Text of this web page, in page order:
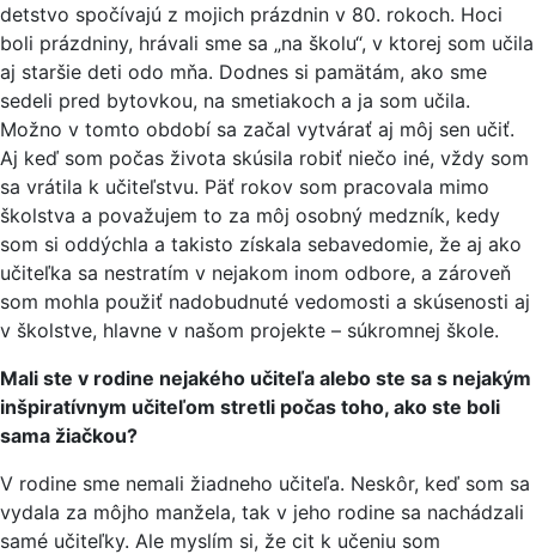
detstvo spočívajú z mojich prázdnin v 80. rokoch. Hoci
boli prázdniny, hrávali sme sa „na školu“, v ktorej som učila
aj staršie deti odo mňa. Dodnes si pamätám, ako sme
sedeli pred bytovkou, na smetiakoch a ja som učila.
Možno v tomto období sa začal vytvárať aj môj sen učiť.
Aj keď som počas života skúsila robiť niečo iné, vždy som
sa vrátila k učiteľstvu. Päť rokov som pracovala mimo
školstva a považujem to za môj osobný medzník, kedy
som si oddýchla a takisto získala sebavedomie, že aj ako
učiteľka sa nestratím v nejakom inom odbore, a zároveň
som mohla použiť nadobudnuté vedomosti a skúsenosti aj
v školstve, hlavne v našom projekte – súkromnej škole.
Mali ste v rodine nejakého učiteľa alebo ste sa s nejakým
inšpiratívnym učiteľom stretli počas toho, ako ste boli
sama žiačkou?
V rodine sme nemali žiadneho učiteľa. Neskôr, keď som sa
vydala za môjho manžela, tak v jeho rodine sa nachádzali
samé učiteľky. Ale myslím si, že cit k učeniu som